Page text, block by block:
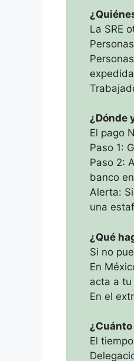
La SRE
¿Dónde
El pago
Paso 1:
Paso 2:
banco
Alerta:
una
¿Qué
Si no
En
acta a tu
En el
El